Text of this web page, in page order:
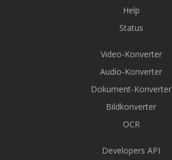
Help
Status
Video-Konverter
Audio-Konverter
Dokument-Konverter
Bildkonverter
OCR
Developers API